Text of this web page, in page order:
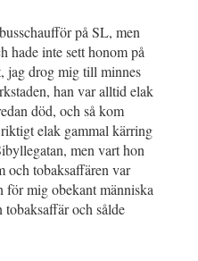
på SL, men
hade inte sett honom på
jag drog mig till minnes
han var alltid elak
död, och så kom
elak gammal kärring
men vart hon
och tobaksaffären var
för mig obekant människa
tobaksaffär och sålde